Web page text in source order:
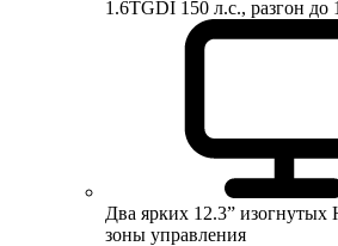
1.6TGDI 150 л.с., разгон до
Два ярких 12.3”
зоны управления